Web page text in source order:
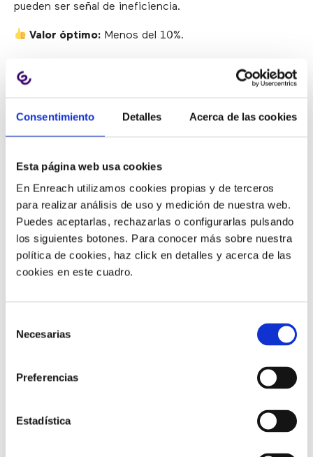
Consentimiento Detalles Acerca de las cookies
Esta página web usa cookies
En Enreach utilizamos cookies propias y de terceros
para realizar análisis de uso y medición de nuestra web.
Puedes aceptarlas, rechazarlas o configurarlas pulsando
los siguientes botones. Para conocer más sobre nuestra
política de cookies, haz click en detalles y acerca de las
cookies en este cuadro.
Necesarias
Preferencias
Estadística
pueden ser señal de ineficiencia.
Valor óptimo: Menos del 10%.
habilidades
de los agentes.
Nivel 1.
8. TASA DE ABANDONO
Este KPI mideel porcentaje de clientes que cuelgan
antes de ser atendidos
Implementa un sistema de
(callback).
para que tratar de resolver motivos